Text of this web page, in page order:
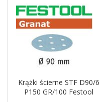
Krążki ścierne STF D90/6
P150 GR/100 Festool